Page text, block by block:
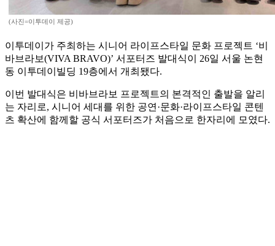
(사진=이투데이 제공)
이투데이가 주최하는 시니어 라이프스타일 문화 프로젝트 ‘비
바브라보(VIVA BRAVO)’ 서포터즈 발대식이 26일 서울 논현
동 이투데이빌딩 19층에서 개최됐다.
이번 발대식은 비바브라보 프로젝트의 본격적인 출발을 알리
는 자리로, 시니어 세대를 위한 공연·문화·라이프스타일 콘텐
츠 확산에 함께할 공식 서포터즈가 처음으로 한자리에 모였다.